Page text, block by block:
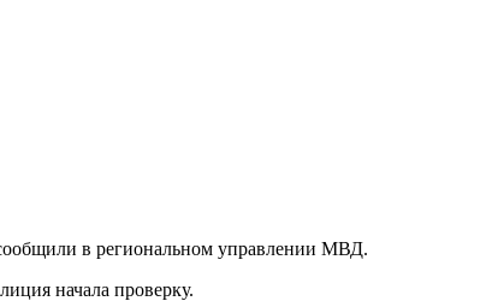
в региональном управлении МВД.
начала проверку.